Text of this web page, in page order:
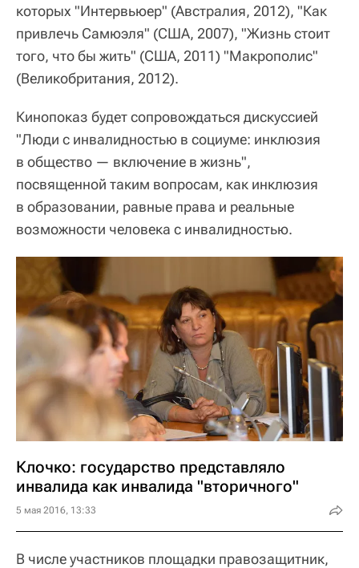
которых "Интервьюер" (Австралия, 2012), "Как
привлечь Самюэля" (США, 2007), "Жизнь стоит
того, что бы жить" (США, 2011) "Макрополис"
(Великобритания, 2012).
Кинопоказ будет сопровождаться дискуссией
"Люди с инвалидностью в социуме: инклюзия
в общество — включение в жизнь",
посвященной таким вопросам, как инклюзия
в образовании, равные права и реальные
возможности человека с инвалидностью.
Клочко: государство представляло
инвалида как инвалида "вторичного"
5 мая 2016, 13:33
В числе участников площадки правозащитник,